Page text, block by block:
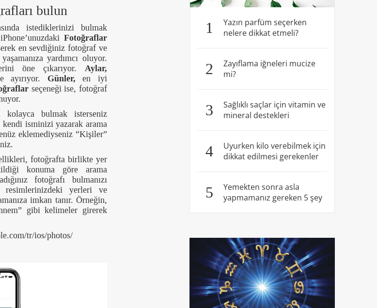
bulun
istediklerinizi bulmak
Fotoğraflar
en sevdiğiniz fotoğraf ve
yardımcı oluyor.
öne çıkarıyor. Aylar,
ayırıyor. Günler, en iyi
seçeneği ise, fotoğraf
kolayca bulmak isterseniz
isminizi yazarak arama
eklemediyseniz “Kişiler”
fotoğrafta birlikte yer
konuma göre arama
fotoğrafı bulmanızı
resimlerinizdeki yerleri ve
imkan tanır. Örneğin,
gibi kelimeler girerek
tr/ios/photos/
1
Yazın parfüm seçerken
nelere dikkat etmeli?
2
Zayıflama iğneleri mucize
mi?
3
Sağlıklı saçlar için vitamin ve
mineral destekleri
4
Uyurken kilo verebilmek için
dikkat edilmesi gerekenler
5
Yemekten sonra asla
yapmamanız gereken 5 şey